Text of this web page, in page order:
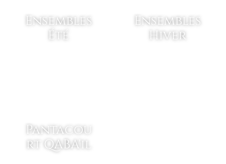
Ensembles
Été
Ensembles
Hiver
Pantacou
rt QABA'il